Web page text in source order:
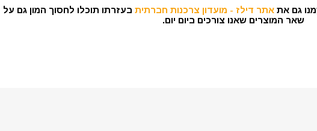
גם את אתר דילז - מועדון צרכנות חברתית בעזרתו תוכלו לחסוך המון גם על
שאר המוצרים שאנו צורכים ביום יום.